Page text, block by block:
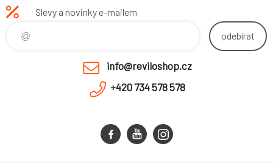
Slevy a novinky e-mailem
odebírat
info@reviloshop.cz
+420 734 578 578